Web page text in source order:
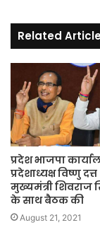
Related
प्रदेश भाजपा
प्रदेशाध्यक्ष विष्णु दत्त
मुख्यमंत्री शिवराज
के साथ बैठक की
August 21, 2021